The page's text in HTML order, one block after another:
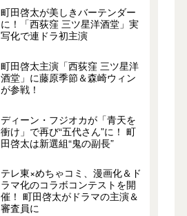
町田啓太が美しきバーテンダー
に！「西荻窪 三ツ星洋酒堂」実
写化で連ドラ初主演
町田啓太主演「西荻窪 三ツ星洋
酒堂」に藤原季節＆森崎ウィン
が参戦！
ディーン・フジオカが「青天を
衝け」で再び“五代さん”に！ 町
田啓太は新選組“鬼の副長”
テレ東×めちゃコミ、漫画化＆ド
ラマ化のコラボコンテストを開
催！ 町田啓太がドラマの主演＆
審査員に